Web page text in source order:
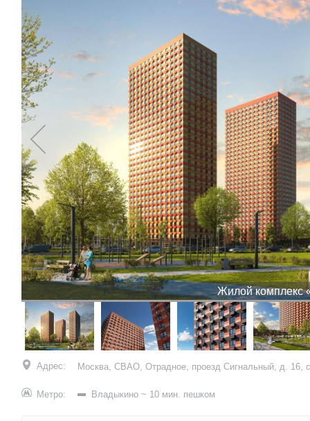
Жилой комплекс
Адрес: Москва, СВАО, Отрадное, проезд Сигнальный, д. 16,
Метро: Владыкино ~ 10 мин. пешком